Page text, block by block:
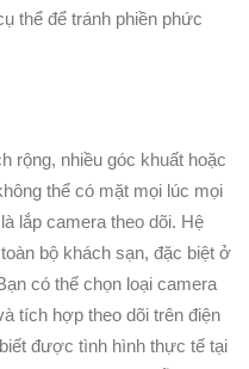
thể để tránh phiền phức
rộng, nhiều góc khuất hoặc
thể có mặt mọi lúc mọi
lắp camera theo dõi. Hệ
bộ khách sạn, đặc biệt ở
có thể chọn loại camera
tích hợp theo dõi trên điện
được tình hình thực tế tại